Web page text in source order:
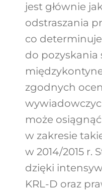
jest głównie
odstraszania
co
do
zgodnych
może
w zakresie
w 2014/2015 r.
dzięki
KRL-D oraz